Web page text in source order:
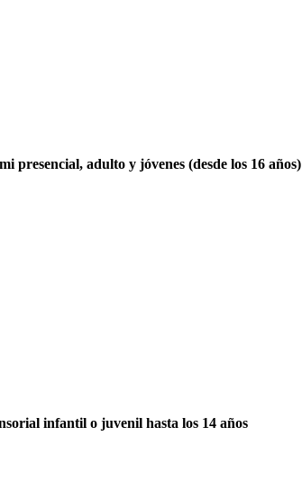
presencial, adulto y jóvenes (desde los 16 años)
infantil o juvenil hasta los 14 años